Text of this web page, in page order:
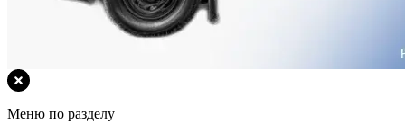
Меню по разделу